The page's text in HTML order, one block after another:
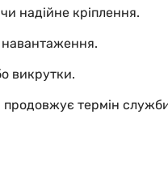
надійне кріплення.
навантаження.
викрутки.
продовжує термін